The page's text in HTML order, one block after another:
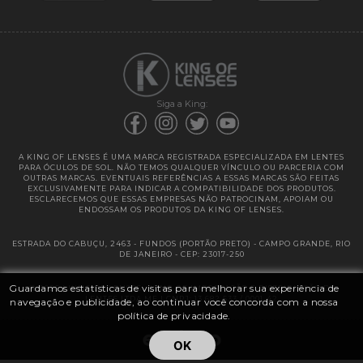
Guardamos estatísticas de visitas para melhorar sua experiência de
navegação e publicidade, ao continuar você concorda com a nossa
política de privacidade.
OK
Siga a King:
A KING OF LENSES É UMA MARCA REGISTRADA ESPECIALIZADA EM LENTES
PARA ÓCULOS DE SOL. NÃO TEMOS QUALQUER VÍNCULO OU PARCERIA COM
OUTRAS MARCAS. EVENTUAIS REFERÊNCIAS A ESSAS MARCAS SÃO FEITAS
EXCLUSIVAMENTE PARA INDICAR A COMPATIBILIDADE DOS PRODUTOS.
ESCLARECEMOS QUE ESSAS EMPRESAS NÃO PATROCINAM, APOIAM OU
ENDOSSAM OS PRODUTOS DA KING OF LENSES.
ESTRADA DO CABUÇU, 2463 - FUNDOS (PORTÃO PRETO) - CAMPO GRANDE, RIO
DE JANEIRO - CEP: 23017-250
@ 2025 | KING OF LENSES - KING OF IMPORTAÇÃO E DISTRIBUIÇÃO DE
LENTES LTDA ME | CNPJ: 13.682.533 / 0001-42